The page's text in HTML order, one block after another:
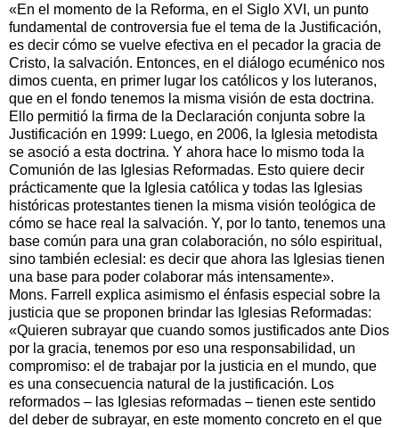
«En el momento de la Reforma, en el Siglo XVI, un punto
fundamental de controversia fue el tema de la Justificación,
es decir cómo se vuelve efectiva en el pecador la gracia de
Cristo, la salvación. Entonces, en el diálogo ecuménico nos
dimos cuenta, en primer lugar los católicos y los luteranos,
que en el fondo tenemos la misma visión de esta doctrina.
Ello permitió la firma de la Declaración conjunta sobre la
Justificación en 1999: Luego, en 2006, la Iglesia metodista
se asoció a esta doctrina. Y ahora hace lo mismo toda la
Comunión de las Iglesias Reformadas. Esto quiere decir
prácticamente que la Iglesia católica y todas las Iglesias
históricas protestantes tienen la misma visión teológica de
cómo se hace real la salvación. Y, por lo tanto, tenemos una
base común para una gran colaboración, no sólo espiritual,
sino también eclesial: es decir que ahora las Iglesias tienen
una base para poder colaborar más intensamente».
Mons. Farrell explica asimismo el énfasis especial sobre la
justicia que se proponen brindar las Iglesias Reformadas:
«Quieren subrayar que cuando somos justificados ante Dios
por la gracia, tenemos por eso una responsabilidad, un
compromiso: el de trabajar por la justicia en el mundo, que
es una consecuencia natural de la justificación. Los
reformados – las Iglesias reformadas – tienen este sentido
del deber de subrayar, en este momento concreto en el que